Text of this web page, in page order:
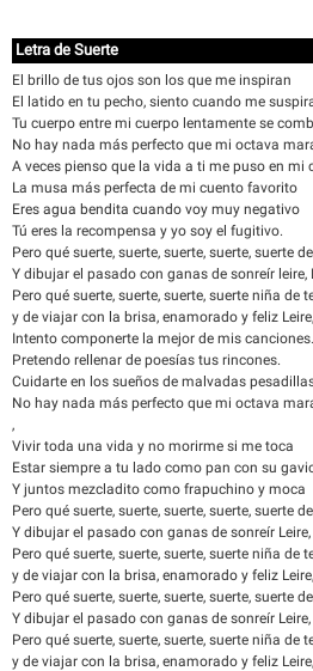
Letra de Suerte
El brillo de tus ojos son los que me inspiran
El latido en tu pecho, siento cuando me
Tu cuerpo entre mi cuerpo lentamente se
No hay nada más perfecto que mi octava
A veces pienso que la vida a ti me puso en mi
La musa más perfecta de mi cuento favorito
Eres agua bendita cuando voy muy negativo
Tú eres la recompensa y yo soy el fugitivo.
Pero qué suerte, suerte, suerte, suerte, suerte
Y dibujar el pasado con ganas de sonreír leire,
Pero qué suerte, suerte, suerte, suerte niña de
y de viajar con la brisa, enamorado y feliz
Intento componerte la mejor de mis canciones.
Pretendo rellenar de poesías tus rincones.
Cuidarte en los sueños de malvadas
No hay nada más perfecto que mi octava
,
Vivir toda una vida y no morirme si me toca
Estar siempre a tu lado como pan con su
Y juntos mezcladito como frapuchino y moca
Pero qué suerte, suerte, suerte, suerte, suerte
Y dibujar el pasado con ganas de sonreír Leire,
Pero qué suerte, suerte, suerte, suerte niña de
y de viajar con la brisa, enamorado y feliz
Pero qué suerte, suerte, suerte, suerte, suerte
Y dibujar el pasado con ganas de sonreír Leire,
Pero qué suerte, suerte, suerte, suerte niña de
y de viajar con la brisa, enamorado y feliz